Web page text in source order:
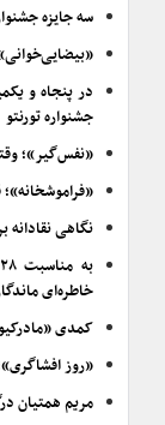
سه جایزه
در پنجاه و
جشنواره تورنتو
«نفس‌گیر»؛
نگاهی نقادانه
خاطره‌ای
کمدی
«روز
مریم همتیان